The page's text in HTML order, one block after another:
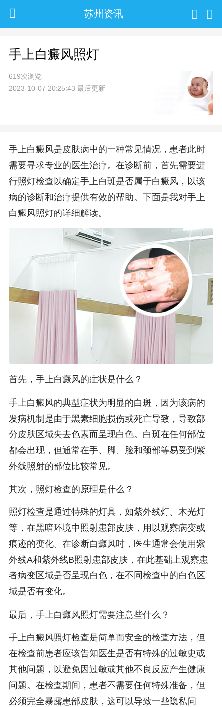
苏州资讯
手上白癜风照灯
619次浏览
2023-10-07 20:25:43 最后更新
手上白癜风是皮肤病中的一种常见情况，患者此时
需要寻求专业的医生治疗。在诊断前，首先需要进
行照灯检查以确定手上白斑是否属于白癜风，以该
病的诊断和治疗提供有效的帮助。下面是我对手上
白癜风照灯的详细解读。
首先，手上白癜风的症状是什么？
手上白癜风的典型症状为明显的白斑，因为该病的
发病机制是由于黑素细胞损伤或死亡导致，导致部
分皮肤区域失去色素而呈现白色。白斑在任何部位
都会出现，但通常在手、脚、脸和颈部等易受到紫
外线照射的部位比较常见。
其次，照灯检查的原理是什么？
照灯检查是通过特殊的灯具，如紫外线灯、木光灯
等，在黑暗环境中照射患部皮肤，用以观察病变或
痕迹的变化。在诊断白癜风时，医生通常会使用紫
外线A和紫外线B照射患部皮肤，在此基础上观察患
者病变区域是否呈现白色，在不同检查中的白色区
域是否有变化。
最后，手上白癜风照灯需要注意些什么？
手上白癜风照灯检查是简单而安全的检查方法，但
在检查前患者应该告知医生是否有特殊的过敏史或
其他问题，以避免因过敏或其他不良反应产生健康
问题。在检查期间，患者不需要任何特殊准备，但
必须完全暴露患部皮肤，这可以导致一些隐私问